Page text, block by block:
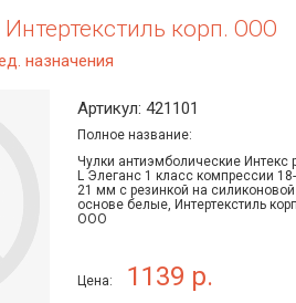
Интертекстиль корп. ООО
назначения
Артикул: 421101
Полное название:
Чулки антиэмболические Интекс
L Элеганс 1 класс компрессии 18-
21 мм с резинкой на силиконовой
основе белые, Интертекстиль
ООО
Цена: 1139 р.